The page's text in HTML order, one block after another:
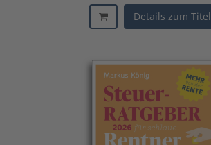
Details zum Titel